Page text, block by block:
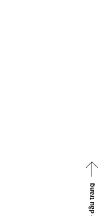
Về đầu trang